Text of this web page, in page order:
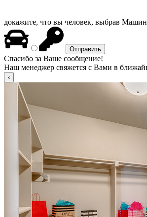
докажите, что вы человек, выбрав
Спасибо за Ваше сообщение!
Наш менеджер свяжется с Вами в